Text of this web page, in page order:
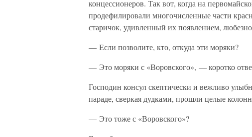
концессионеров. Так вот, когда на
продефилировали многочисленные части
старичок, удивленный их появлением,
— Если позволите, кто, откуда эти моряки?
— Это моряки с «Воровского», — коротко
Господин консул скептически и вежливо
параде, сверкая дудками, прошли целые
— Это тоже с «Воровского»?